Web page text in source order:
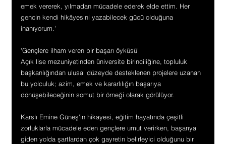
emek vererek, yılmadan mücadele ederek elde ettim. Her
gencin kendi hikâyesini yazabilecek gücü olduğuna
inanıyorum.'
'Gençlere ilham veren bir başarı öyküsü'
Açık lise mezuniyetinden üniversite birinciliğine, topluluk
başkanlığından ulusal düzeyde desteklenen projelere uzanan
bu yolculuk; azim, emek ve kararlılığın başarıya
dönüşebileceğinin somut bir örneği olarak görülüyor.
Karslı Emine Güneş'in hikayesi, eğitim hayatında çeşitli
zorluklarla mücadele eden gençlere umut verirken, başarıya
giden yolda şartlardan çok gayretin belirleyici olduğunu bir